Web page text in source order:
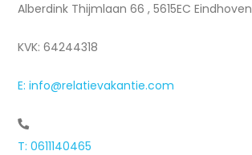
Alberdink Thijmlaan 66 , 5615EC Eindhoven
KVK: 64244318
E: info@relatievakantie.com
T: 0611140465